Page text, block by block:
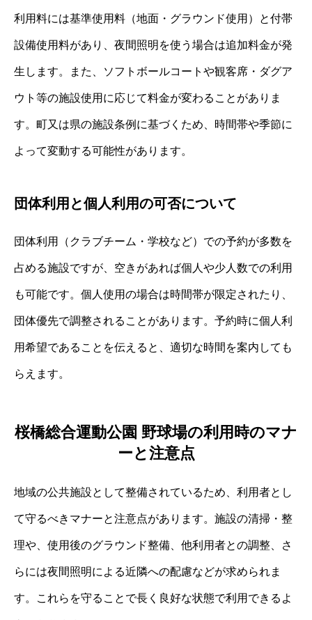
利用料には基準使用料（地面・グラウンド使用）と付帯
設備使用料があり、夜間照明を使う場合は追加料金が発
生します。また、ソフトボールコートや観客席・ダグア
ウト等の施設使用に応じて料金が変わることがありま
す。町又は県の施設条例に基づくため、時間帯や季節に
よって変動する可能性があります。
団体利用と個人利用の可否について
団体利用（クラブチーム・学校など）での予約が多数を
占める施設ですが、空きがあれば個人や少人数での利用
も可能です。個人使用の場合は時間帯が限定されたり、
団体優先で調整されることがあります。予約時に個人利
用希望であることを伝えると、適切な時間を案内しても
らえます。
桜橋総合運動公園 野球場の利用時のマナ
ーと注意点
地域の公共施設として整備されているため、利用者とし
て守るべきマナーと注意点があります。施設の清掃・整
理や、使用後のグラウンド整備、他利用者との調整、さ
らには夜間照明による近隣への配慮などが求められま
す。これらを守ることで長く良好な状態で利用できるよ